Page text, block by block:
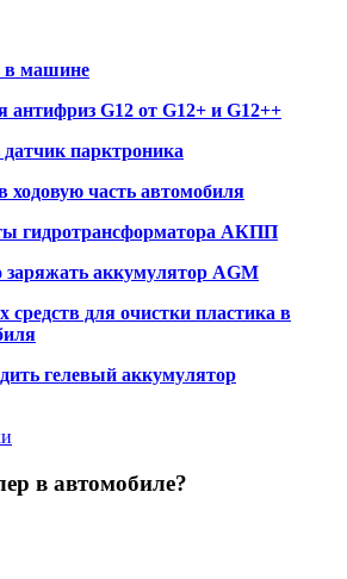
в машине
антифриз G12 от G12+ и G12++
парктроника
ходовую часть автомобиля
гидротрансформатора АКПП
аккумулятор AGM
средств для очистки пластика в
гелевый аккумулятор
в автомобиле?